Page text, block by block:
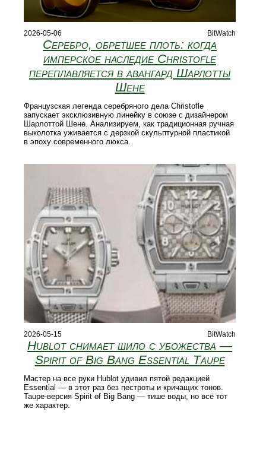
2026-05-06 BitWatch
Серебро, обретшее плоть: когда
имперское наследие Christofle
переплавляется в авангард Шарлотты
Шене
Французская легенда серебряного дела Christofle
запускает эксклюзивную линейку в союзе с дизайнером
Шарлоттой Шене. Анализируем, как традиционная ручная
выколотка уживается с дерзкой скульптурной пластикой
в эпоху современного люкса.
2026-05-15 BitWatch
Hublot снимает шило с убожества —
Spirit of Big Bang Essential Taupe
Мастер на все руки Hublot удивил пятой редакцией
Essential — в этот раз без пестроты и кричащих тонов.
Taupe-версия Spirit of Big Bang — тише воды, но всё тот
же характер.